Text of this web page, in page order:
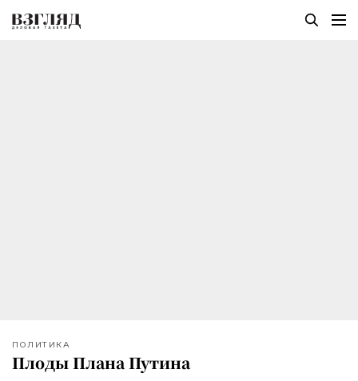
ПОЛИТИКА
Плоды Плана Путина